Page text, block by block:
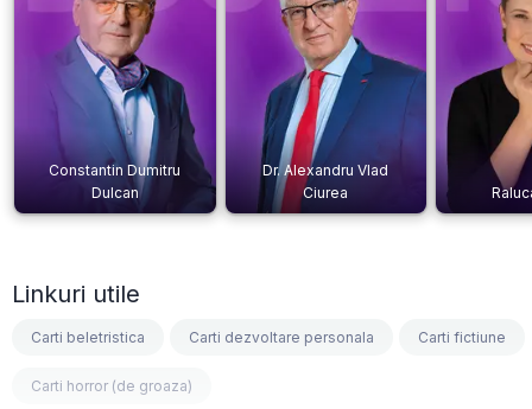
Constantin Dumitru
Dulcan
Dr. Alexandru Vlad
Ciurea
Linkuri utile
Carti beletristica Carti dezvoltare personala Carti fictiune
Carti horror (de groaza)